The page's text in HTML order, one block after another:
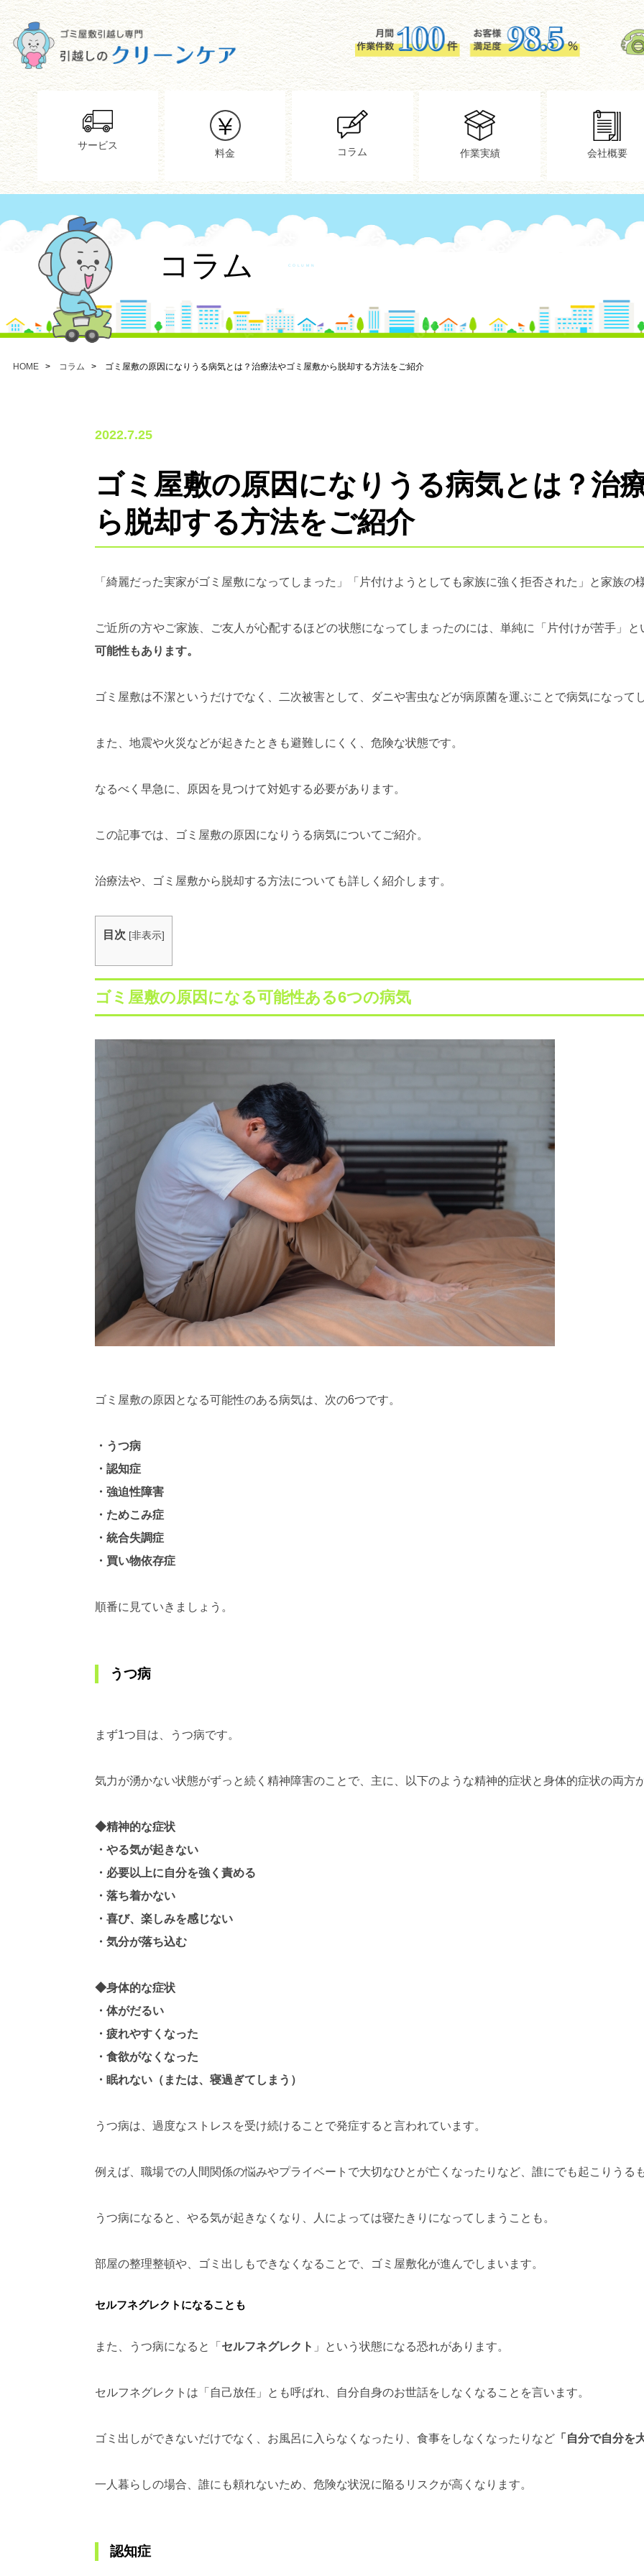
サービス
料金 コラム 作業実績 会社概要
コラム COLUMN
HOME > コラム > ゴミ屋敷の原因になりうる病気とは？治療法やゴミ屋敷から脱却する方法をご紹介
2022.7.25
ゴミ屋敷の原因になりうる病気とは？治
ら脱却する方法をご紹介
「綺麗だった実家がゴミ屋敷になってしまった」「片付けようとしても家族に強く拒否された」と家族の
ご近所の方やご家族、ご友人が心配するほどの状態になってしまったのには、単純に「片付けが苦手」
可能性もあります。
ゴミ屋敷は不潔というだけでなく、二次被害として、ダニや害虫などが病原菌を運ぶことで病気になって
また、地震や火災などが起きたときも避難しにくく、危険な状態です。
なるべく早急に、原因を見つけて対処する必要があります。
この記事では、ゴミ屋敷の原因になりうる病気についてご紹介。
治療法や、ゴミ屋敷から脱却する方法についても詳しく紹介します。
目次 [非表示]
ゴミ屋敷の原因になる可能性ある6つの病気
ゴミ屋敷の原因となる可能性のある病気は、次の6つです。
・うつ病
・認知症
・強迫性障害
・ためこみ症
・統合失調症
・買い物依存症
順番に見ていきましょう。
うつ病
まず1つ目は、うつ病です。
気力が湧かない状態がずっと続く精神障害のことで、主に、以下のような精神的症状と身体的症状の両方
◆精神的な症状
・やる気が起きない
・必要以上に自分を強く責める
・落ち着かない
・喜び、楽しみを感じない
・気分が落ち込む
◆身体的な症状
・体がだるい
・疲れやすくなった
・食欲がなくなった
・眠れない（または、寝過ぎてしまう）
うつ病は、過度なストレスを受け続けることで発症すると言われています。
例えば、職場での人間関係の悩みやプライベートで大切なひとが亡くなったりなど、誰にでも起こりうる
うつ病になると、やる気が起きなくなり、人によっては寝たきりになってしまうことも。
部屋の整理整頓や、ゴミ出しもできなくなることで、ゴミ屋敷化が進んでしまいます。
セルフネグレクトになることも
また、うつ病になると「 セルフネグレクト 」という状態になる恐れがあります。
セルフネグレクトは「自己放任」とも呼ばれ、自分自身のお世話をしなくなることを言います。
ゴミ出しができないだけでなく、お風呂に入らなくなったり、食事をしなくなったりなど 「自分で自分を
一人暮らしの場合、誰にも頼れないため、危険な状況に陥るリスクが高くなります。
認知症